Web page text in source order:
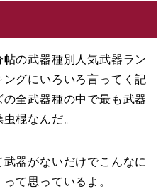
の武器種別人気武器ラン
グにいろいろ言ってく記
全武器種の中で最も武器
棍なんだ。
器がないだけでこんなに
て思っているよ。